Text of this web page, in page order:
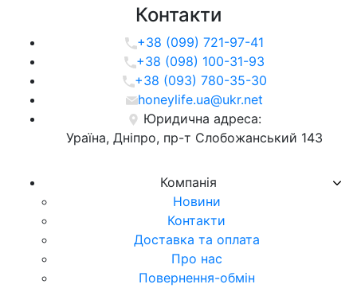
Компанія
Новини
Контакти
Доставка та оплата
Про нас
Повернення-обмін
Контакти
+38 (099) 721-97-41
+38 (098) 100-31-93
+38 (093) 780-35-30
honeylife.ua@ukr.net
Юридична адреса:
Ураїна, Дніпро, пр-т Слобожанський 143